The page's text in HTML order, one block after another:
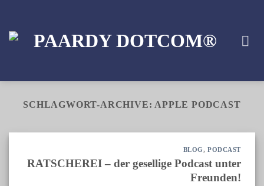
springen
SCHLAGWORT-ARCHIVE: APPLE PODCAST
BLOG,PODCAST
RATSCHEREI – der gesellige Podcast unter
Freunden!